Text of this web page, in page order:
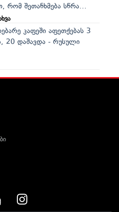
რომ შეთანხმება სწრა...
კაფეში აფეთქებას 3
20 დაშავდა - რუსული